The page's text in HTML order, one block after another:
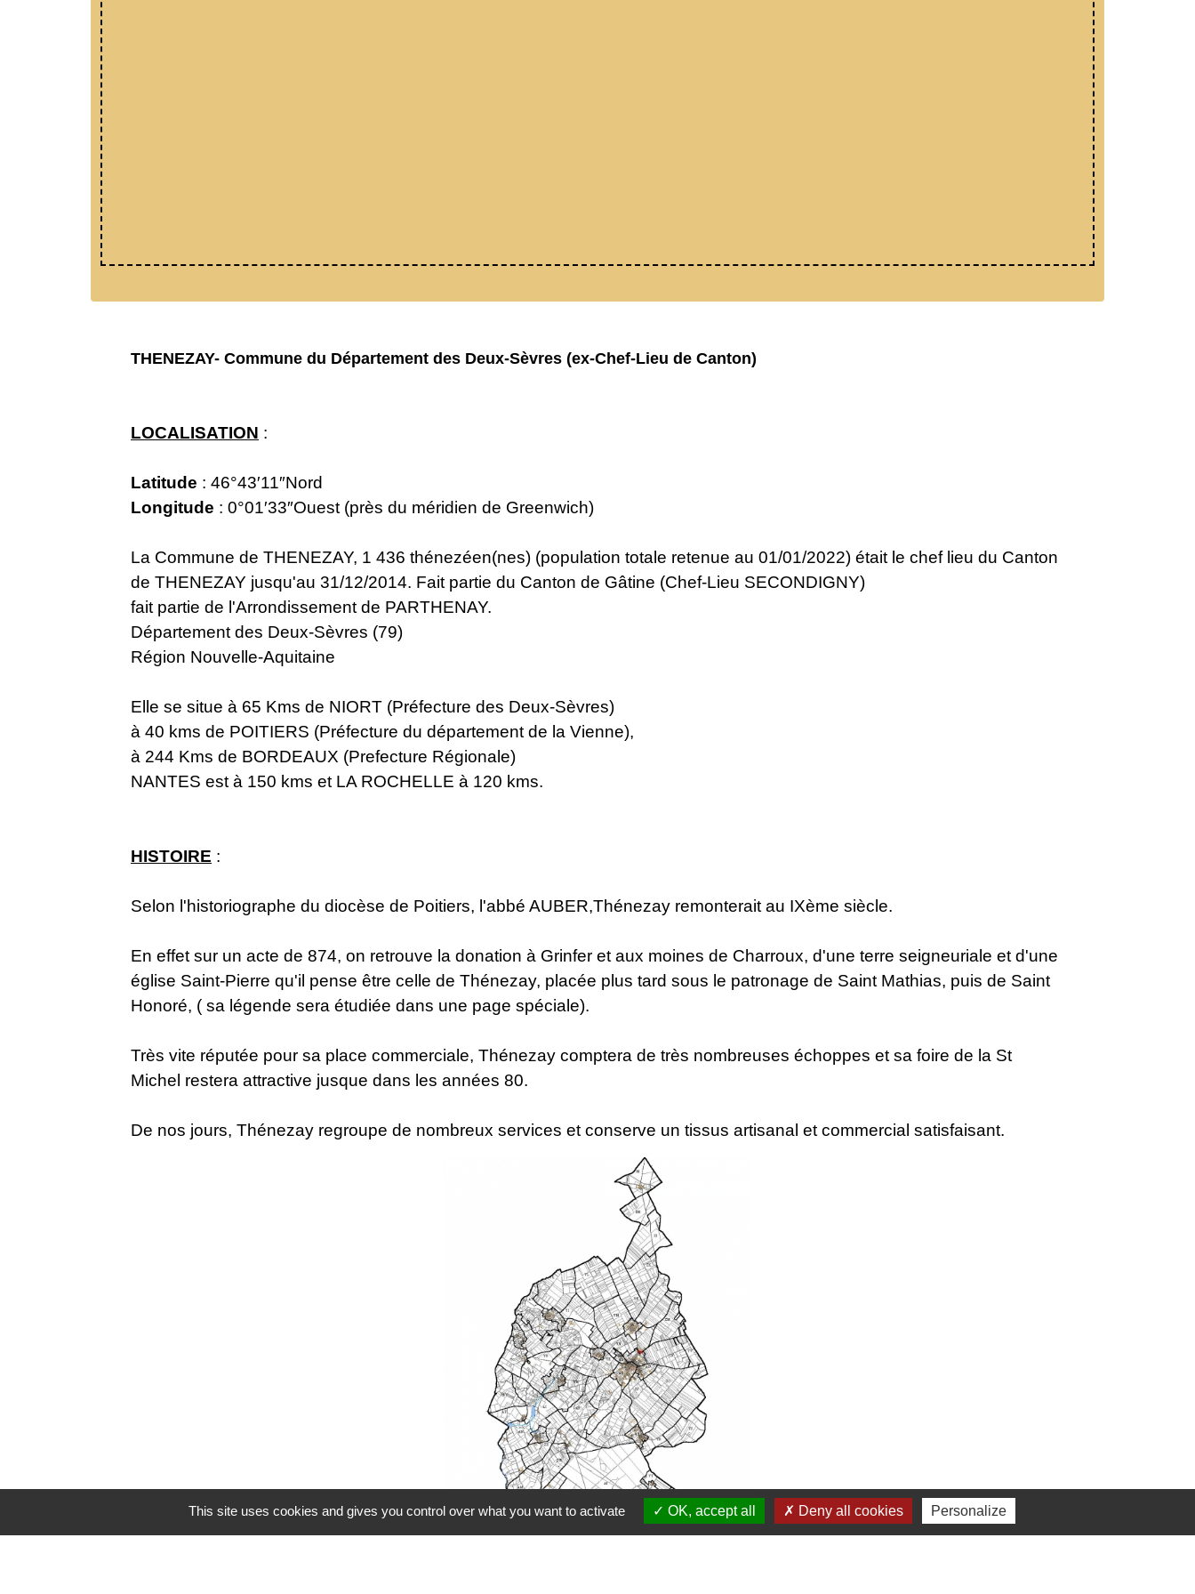
THENEZAY- Commune du Département des Deux-Sèvres (ex-Chef-Lieu de Canton)
LOCALISATION :
Latitude : 46°43′11″Nord
Longitude : 0°01′33″Ouest (près du méridien de Greenwich)
La Commune de THENEZAY, 1 436 thénezéen(nes) (population totale retenue au 01/01/2022) était le chef lieu du Canton
de THENEZAY jusqu'au 31/12/2014. Fait partie du Canton de Gâtine (Chef-Lieu SECONDIGNY)
fait partie de l'Arrondissement de PARTHENAY.
Département des Deux-Sèvres (79)
Région Nouvelle-Aquitaine
Elle se situe à 65 Kms de NIORT (Préfecture des Deux-Sèvres)
à 40 kms de POITIERS (Préfecture du département de la Vienne),
à 244 Kms de BORDEAUX (Prefecture Régionale)
NANTES est à 150 kms et LA ROCHELLE à 120 kms.
HISTOIRE :
Selon l'historiographe du diocèse de Poitiers, l'abbé AUBER,Thénezay remonterait au IXème siècle.
En effet sur un acte de 874, on retrouve la donation à Grinfer et aux moines de Charroux, d'une terre seigneuriale et d'une
église Saint-Pierre qu'il pense être celle de Thénezay, placée plus tard sous le patronage de Saint Mathias, puis de Saint
Honoré, ( sa légende sera étudiée dans une page spéciale).
Très vite réputée pour sa place commerciale, Thénezay comptera de très nombreuses échoppes et sa foire de la St
Michel restera attractive jusque dans les années 80.
De nos jours, Thénezay regroupe de nombreux services et conserve un tissus artisanal et commercial satisfaisant.
This site uses cookies and gives you control over what you want to activate OK, accept all Deny all cookies Personalize